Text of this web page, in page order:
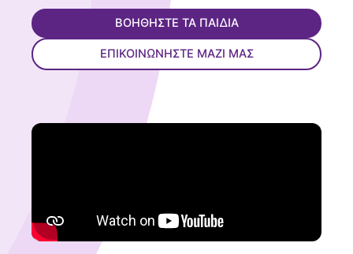
ΒΟΗΘΉΣΤΕ ΤΑ ΠΑΙΔΙΆ
ΕΠΙΚΟΙΝΩΝΉΣΤΕ ΜΑΖΊ ΜΑΣ